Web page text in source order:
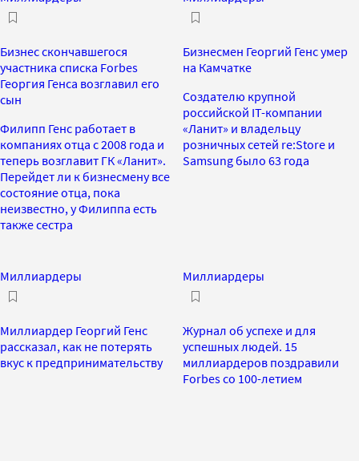
Бизнес скончавшегося
участника списка Forbes
Георгия Генса возглавил его
сын
Филипп Генс работает в
компаниях отца с 2008 года и
теперь возглавит ГК «Ланит».
Перейдет ли к бизнесмену все
состояние отца, пока
неизвестно, у Филиппа есть
также сестра
Бизнесмен Георгий Генс умер
на Камчатке
Создателю крупной
российской IT-компании
«Ланит» и владельцу
розничных сетей re:Store и
Samsung было 63 года
Миллиардеры
Миллиардер Георгий Генс
рассказал, как не потерять
вкус к предпринимательству
Миллиардеры
Журнал об успехе и для
успешных людей. 15
миллиардеров поздравили
Forbes со 100-летием